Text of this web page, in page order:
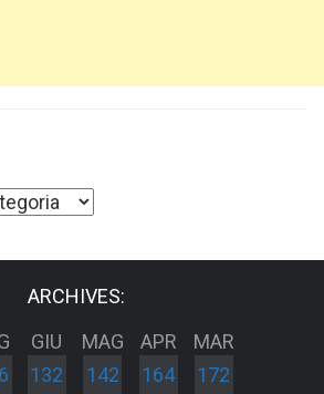
ARCHIVES:
GIU
132
MAG
142
APR
164
MAR
172